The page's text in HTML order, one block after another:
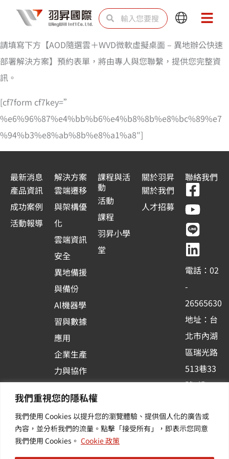
我們重視您的隱私權
我們使用 Cookies 以提升您的瀏覽體驗、提供個人化的廣告或
內容，並分析我們的流量。點擊「接受所有」，即表示您同意
我們使用 Cookies。 Cookie 政策
主
要
內
搜
尋 尋
Main
Main
請填寫下方【AOD隨選雲＋WVD微軟虛擬桌面 – 異地辦公快速
部署解決方案】預約表單，將由專人與您聯繫，提供您完整資
訊。
[cf7form cf7key=”
%e6%96%87%e4%bb%b6%e4%b8%8b%e8%bc%89%e7
%94%b3%e8%ab%8b%e8%a1%a8″]
最新消息
產品資訊
成功案例
活動報導
解決方案
雲端遷移
與架構優
化
雲端資訊
安全
異地備援
與備份
Al機器學
習與數據
應用
企業生產
力與協作
台應用
其他／加
值服務
課程與活
動
活動
課程
羽昇小學
堂
關於羽昇
關於我們
人才招募
聯絡我們
F
a
c
e
b
o
o
k
-
s
q
u
a
r
Y
o
u
t
u
b
e
L
i
n
e
L
i
n
k
e
d
i
n
電話：02
-
26565630
地址：台
北市內湖
區瑞光路
513巷33
號6樓
新訊 | 提
供您最新